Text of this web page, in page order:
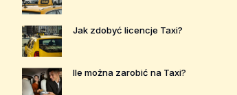
Jak zdobyć licencje Taxi?
Ile można zarobić na Taxi?